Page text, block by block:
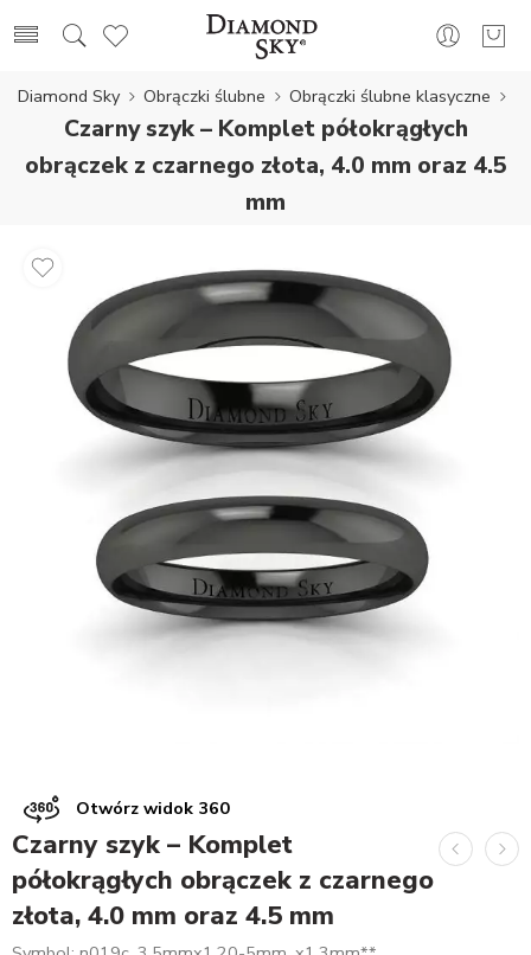
Diamond Sky Obrączki ślubne Obrączki ślubne klasyczne
Czarny szyk – Komplet półokrągłych
obrączek z czarnego złota, 4.0 mm oraz 4.5
mm
Otwórz widok 360
Czarny szyk – Komplet
półokrągłych obrączek z czarnego
złota, 4.0 mm oraz 4.5 mm